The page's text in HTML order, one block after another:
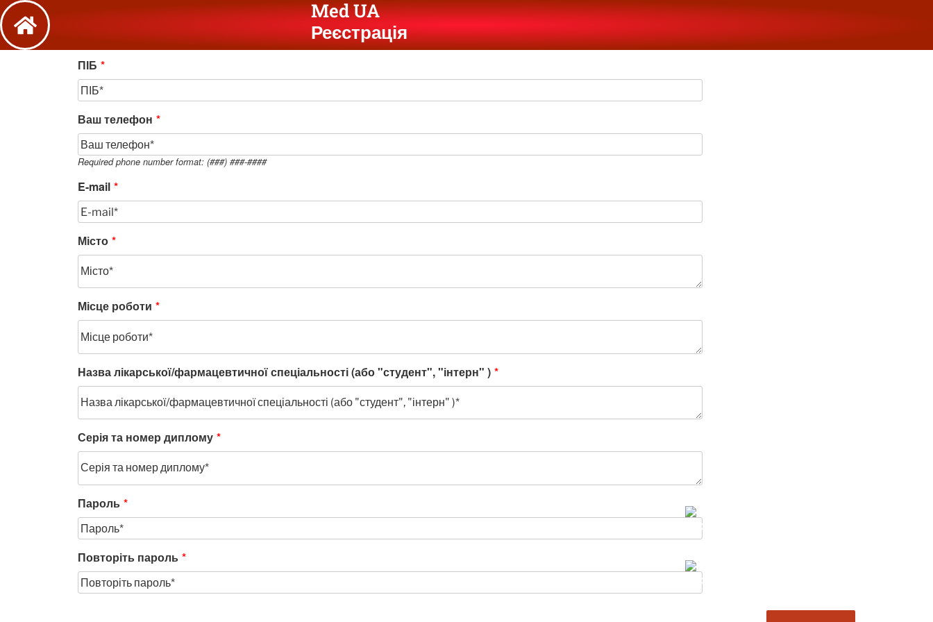
Med UA
Реєстрація
ПІБ *
Ваш телефон *
Required phone number format: (###) ###-####
E-mail *
Місто *
Місце роботи *
Назва лікарської/фармацевтичної спеціальності (або "студент", "інтерн" ) *
Серія та номер диплому *
Пароль *
Повторіть пароль *